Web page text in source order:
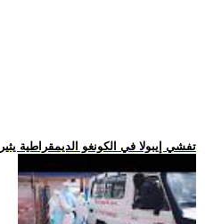
.. تفشي إيبولا في الكونغو الديمقراطية